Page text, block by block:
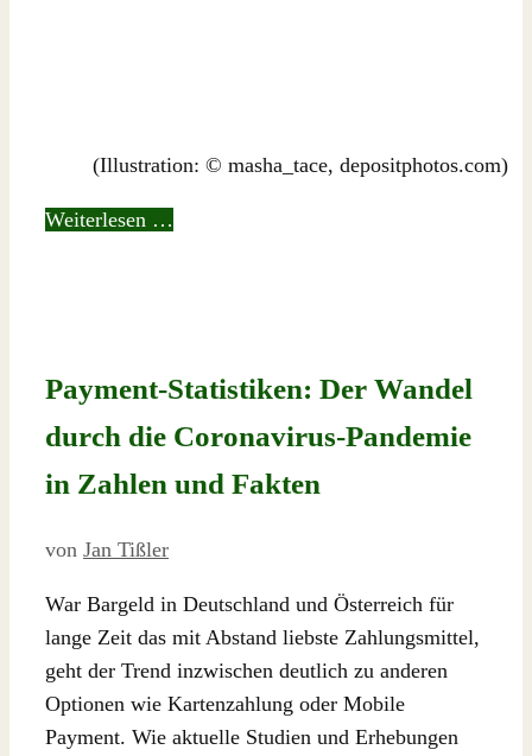
(Illustration: © masha_tace, depositphotos.com)
Weiterlesen …
Payment-Statistiken: Der Wandel
durch die Coronavirus-Pandemie
in Zahlen und Fakten
von Jan Tißler
War Bargeld in Deutschland und Österreich für
lange Zeit das mit Abstand liebste Zahlungsmittel,
geht der Trend inzwischen deutlich zu anderen
Optionen wie Kartenzahlung oder Mobile
Payment. Wie aktuelle Studien und Erhebungen